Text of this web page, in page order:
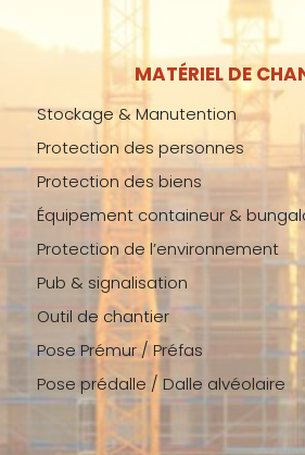
MATÉRIEL DE
Stockage & Manutention
Protection des personnes
Protection des biens
Équipement containeur &
Protection de l’environnement
Pub & signalisation
Outil de chantier
Pose Prémur / Préfas
Pose prédalle / Dalle alvéolaire